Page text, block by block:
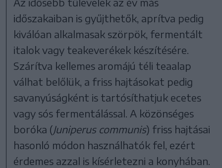
időszakaiban is gyűjthetők, aprítva pedig
kiválóan alkalmasak szörpök, fermentált
italok vagy teakeverékek készítésére.
Szárítva kellemes aromájú téli teaalap
válhat belőlük, a friss hajtásokat pedig
savanyúságként is tartósíthatjuk ecetes
vagy sós fermentálással. A közönséges
boróka (Juniperus communis) friss hajtásai
hasonló módon használhatók fel, ezért
érdemes azzal is kísérletezni a konyhában.